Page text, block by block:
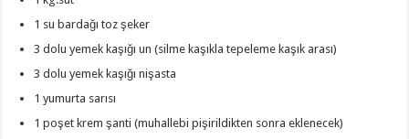
1 su bardağı toz şeker
3 dolu yemek kaşığı un (silme kaşıkla tepeleme kaşık arası)
3 dolu yemek kaşığı nişasta
1 yumurta sarısı
1 poşet krem şanti (muhallebi pişirildikten sonra eklenecek)